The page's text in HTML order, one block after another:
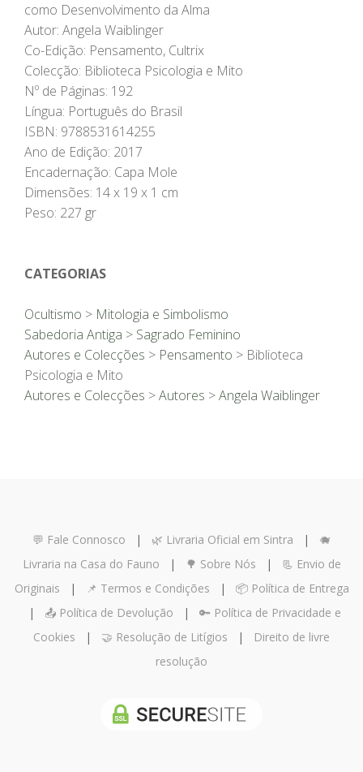
como Desenvolvimento da Alma
Autor: Angela Waiblinger
Co-Edição: Pensamento, Cultrix
Colecção: Biblioteca Psicologia e Mito
Nº de Páginas: 192
Língua: Português do Brasil
ISBN: 9788531614255
Ano de Edição: 2017
Encadernação: Capa Mole
Dimensões: 14 x 19 x 1 cm
Peso: 227 gr
CATEGORIAS
Ocultismo > Mitologia e Simbolismo
Sabedoria Antiga > Sagrado Feminino
Autores e Colecções > Pensamento > Biblioteca
Psicologia e Mito
Autores e Colecções >Autores >Angela Waiblinger
💬 Fale Connosco | 🌿 Livraria Oficial em Sintra | 🐗
Livraria na Casa do Fauno | 🌳 Sobre Nós | 📃 Envio de
Originais | 📌 Termos e Condições | 📦 Política de Entrega
| 📤 Política de Devolução | 🔑 Política de Privacidade e
Cookies | 🤝 Resolução de Litígios |
Direito de livre
resolução